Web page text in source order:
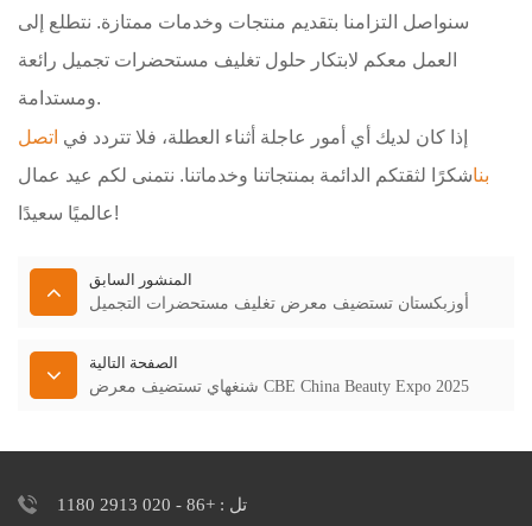
سنواصل التزامنا بتقديم منتجات وخدمات ممتازة. نتطلع إلى
العمل معكم لابتكار حلول تغليف مستحضرات تجميل رائعة
ومستدامة.
إذا كان لديك أي أمور عاجلة أثناء العطلة، فلا تتردد في اتصل
بناشكرًا لثقتكم الدائمة بمنتجاتنا وخدماتنا. نتمنى لكم عيد عمال
عالميًا سعيدًا!
المنشور السابق
أوزبكستان تستضيف معرض تغليف مستحضرات التجميل
الصفحة التالية
شنغهاي تستضيف معرض CBE China Beauty Expo 2025
تل : +86 - 020 2913 1180